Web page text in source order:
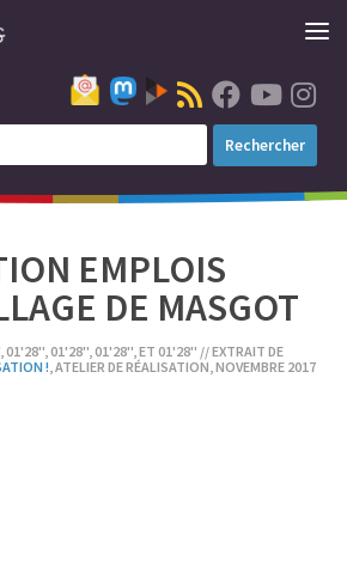
EMPLOIS
DE MASGOT
01'28'', 01'28'', ET 01'28'' // EXTRAIT DE
! , ATELIER DE RÉALISATION, NOVEMBRE 2017